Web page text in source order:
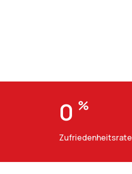
0 %
Zufriedenheitsrate